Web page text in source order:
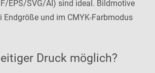
EPS/SVG/AI) sind ideal. Bildmotive
Endgröße und im CMYK-Farbmodus
Druck möglich?